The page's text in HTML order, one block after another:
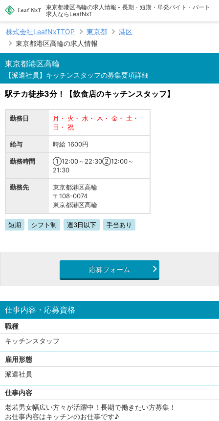
東京都港区高輪の求人情報 - 長期・短期・単発バイト・パート
求人ならLeafNxT
株式会社LeafNxTTOP 東京都
港区
東京都港区高輪の求人情報
東京都港区高輪
【派遣社員】キッチンスタッフの募集要項詳細
駅チカ徒歩3分！【飲食店のキッチンスタッフ】
勤務日
月・ 火・ 水・ 木・ 金・ 土・
日・ 祝
給与 時給 1600円
勤務時間
①12:00～22:30②12:00～
21:30
勤務先
東京都港区高輪
〒108-0074
東京都港区高輪
短期 シフト制 週3日以下 手当あり
応募フォーム
仕事内容・応募資格
職種
キッチンスタッフ
雇用形態
派遣社員
仕事内容
老若男女幅広い方々が活躍中！長期で働きたい方募集！
お仕事内容はキッチンのお仕事です♪